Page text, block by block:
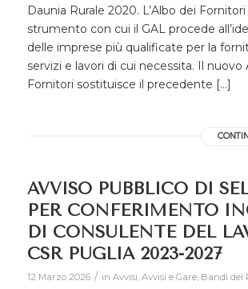
Daunia Rurale 2020. L’Albo dei
strumento con cui il GAL procede
delle imprese più qualificate per la
servizi e lavori di cui necessita. Il nuovo
Fornitori sostituisce il precedente […]
AVVISO PUBBLICO DI
PER CONFERIMENTO
DI CONSULENTE DEL
CSR PUGLIA 2023-2027
12 Marzo 2026 / in Avvisi Avvisi e Gare, Bandi del